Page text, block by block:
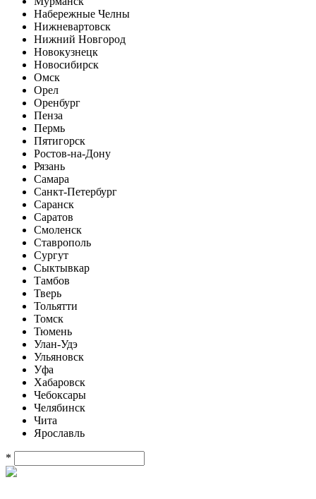
Набережные Челны
Нижневартовск
Нижний Новгород
Новокузнецк
Новосибирск
Омск
Орел
Оренбург
Пенза
Пермь
Пятигорск
Ростов-на-Дону
Рязань
Самара
Санкт-Петербург
Саранск
Саратов
Смоленск
Ставрополь
Сургут
Сыктывкар
Тамбов
Тверь
Тольятти
Томск
Тюмень
Улан-Удэ
Ульяновск
Уфа
Хабаровск
Чебоксары
Челябинск
Чита
Ярославль
*